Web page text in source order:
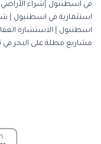
في اسطنبول
شراء الأراضي
استثمارية في اسطنبول
اسطنبول
الاستشارة
مشاريع مطلة على البحر في